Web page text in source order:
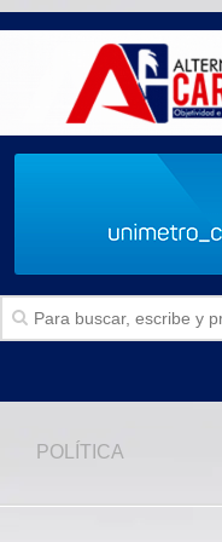
Politica
POLÍTICA